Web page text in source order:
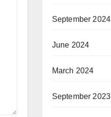
September 2024
June 2024
March 2024
September 2023